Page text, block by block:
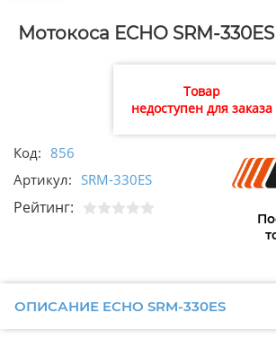
Мотокоса ECHO SRM-330ES
Товар
недоступен для заказа
Код: 856
Артикул: SRM-330ES
Рейтинг:
ОПИСАНИЕ ECHO SRM-330ES